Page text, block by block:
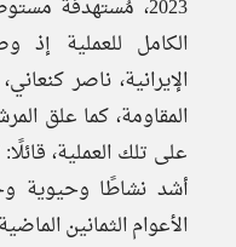
2023، مُستهدفة
الكامل للعملية إذ
الإيرانية، ناصر
المقاومة، كما علق
على تلك العملية،
أشد نشاطًا وحيوية
الأعوام الثمانين